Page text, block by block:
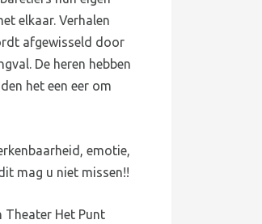
elkaar. Verhalen
afgewisseld door
De heren hebben
het een eer om
emotie,
mag u niet missen!!
Het Punt